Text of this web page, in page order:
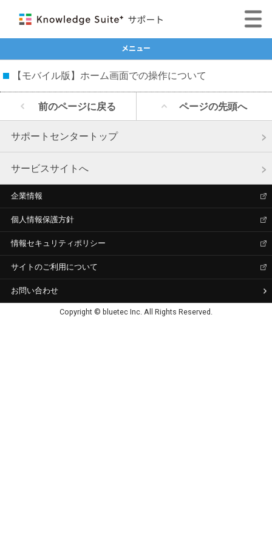
メニュー
【モバイル版】ホーム画面での操作について
前のページに戻る ページの先頭へ
サポートセンタートップ
サービスサイトへ
企業情報
個人情報保護方針
情報セキュリティポリシー
サイトのご利用について
お問い合わせ
Copyright © bluetec Inc. All Rights Reserved.